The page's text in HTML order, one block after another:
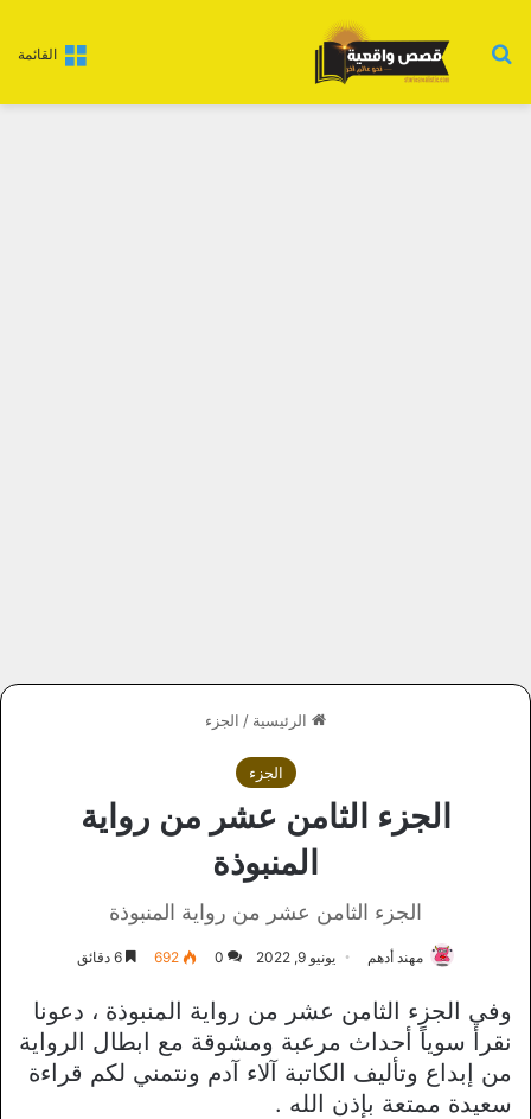
القائمة بحث عن
الرئيسية / الجزء
الجزء
الجزء الثامن عشر من رواية
المنبوذة
الجزء الثامن عشر من رواية المنبوذة
مهند أدهم يونيو 9, 2022 0
692
وفي الجزء الثامن عشر من رواية المنبوذة ، دعونا
نقرأ سوياً أحداث مرعبة ومشوقة مع ابطال الرواية
من إبداع وتأليف الكاتبة آلاء آدم ونتمني لكم قراءة
سعيدة ممتعة بإذن الله .